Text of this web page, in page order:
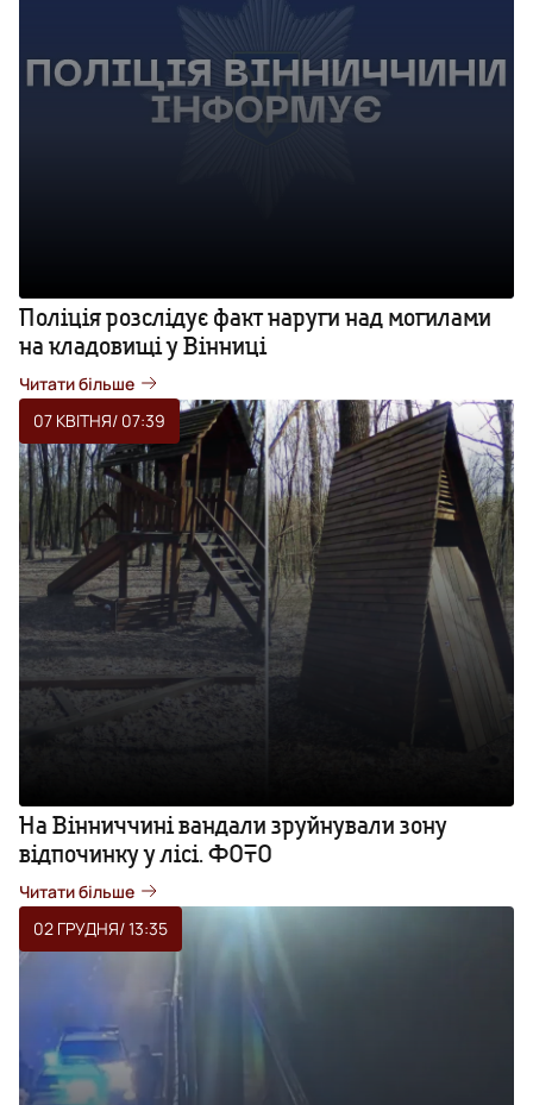
Поліція розслідує факт наруги над могилами
на кладовищі у Вінниці
Читати більше
07 КВІТНЯ/ 07:39
На Вінниччині вандали зруйнували зону
відпочинку у лісі. ФОТО
Читати більше
02 ГРУДНЯ/ 13:35